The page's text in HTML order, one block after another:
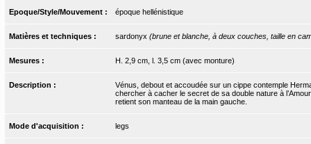
Epoque/Style/Mouvement : époque hellénistique
Matières et techniques : sardonyx (brune et blanche, à deux couches, taille en
Mesures : H. 2,9 cm, l. 3,5 cm (avec monture)
Description :
Vénus, debout et accoudée sur un cippe contemple
chercher à cacher le secret de sa double nature à
retient son manteau de la main gauche.
Mode d'acquisition : legs